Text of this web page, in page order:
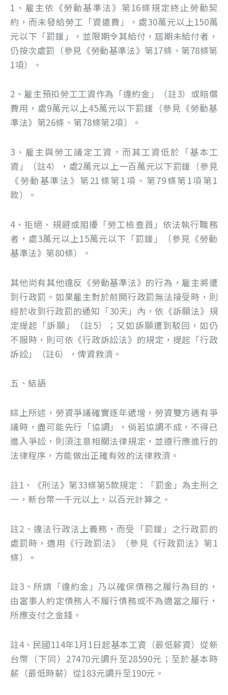
1、雇主依《勞動基準法》第16條規定終止勞動契
約，而未發給勞工「資遣費」，處30萬元以上150萬
元以下「罰鍰」，並限期令其給付，屆期未給付者，
仍按次處罰（參見《勞動基準法》第17條、第78條第
1項）。
2、雇主預扣勞工工資作為「違約金」（註3）或賠償
費用，處9萬元以上45萬元以下罰鍰（參見《勞動基
準法》第26條、第78條第2項）。
3、雇主與勞工議定工資，而其工資低於「基本工
資」（註4），處2萬元以上一百萬元以下罰鍰（參見
《勞動基準法》第21條第1項、第79條第1項第1
款）。
4、拒絕、規避或阻擾「勞工檢查員」依法執行職務
者，處3萬元以上15萬元以下「罰鍰」（參見《勞動
基準法》第80條）。
其他尚有其他違反《勞動基準法》的行為，雇主將遭
到行政罰。如果雇主對於前開行政罰無法接受時，則
經於收到行政罰的通知「30天」內，依《訴願法》規
定提起「訴願」（註5）；又如訴願遭到駁回，如仍
不服時，則可依《行政訴訟法》的規定，提起「行政
訴訟」（註6），俾資救濟。
五、結語
綜上所述，勞資爭議確實逐年遞增，勞資雙方遇有爭
議時，盡可能先行「協調」，倘若協調不成，不得已
進入爭訟，則須注意相關法律規定，並遵行應進行的
法律程序，方能做出正確有效的法律救濟。
註1、《刑法》第33條第5款規定：「罰金」為主刑之
一，新台幣一千元以上，以百元計算之。
註2、違法行政法上義務，而受「罰鍰」之行政罰的
處罰時，適用《行政罰法》（參見《行政罰法》第1
條）。
註3、所謂「違約金」乃以確保債務之履行為目的，
由當事人約定債務人不履行債務或不為適當之履行，
所應支付之金錢。
註4、民國114年1月1日起基本工資（最低薪資）從新
台幣（下同）27470元調升至28590元；至於基本時
薪（最低時薪）從183元調升至190元。